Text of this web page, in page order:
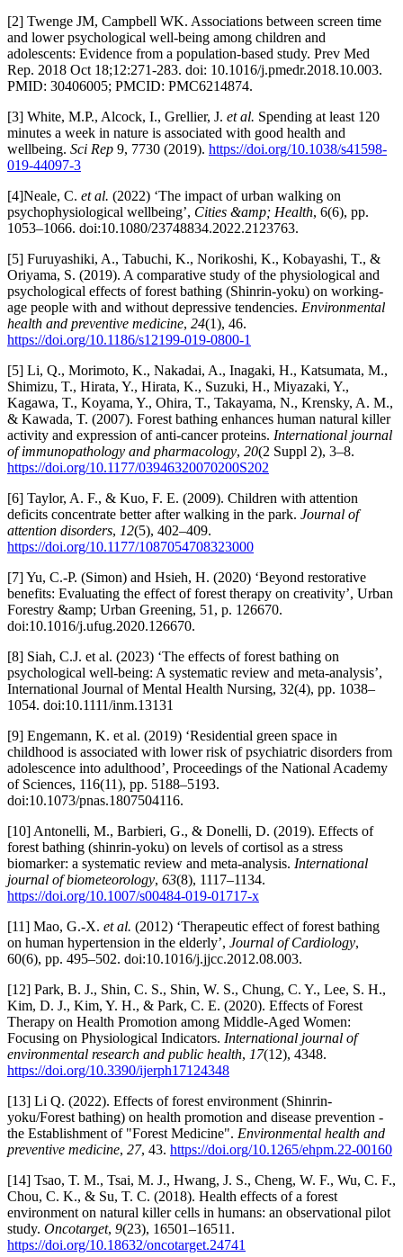
[2] Twenge JM, Campbell WK. Associations between screen time
and lower psychological well-being among children and
adolescents: Evidence from a population-based study. Prev Med
Rep. 2018 Oct 18;12:271-283. doi: 10.1016/j.pmedr.2018.10.003.
PMID: 30406005; PMCID: PMC6214874.
[3] White, M.P., Alcock, I., Grellier, J. et al. Spending at least 120
minutes a week in nature is associated with good health and
wellbeing. Sci Rep 9, 7730 (2019). https://doi.org/10.1038/s41598-
019-44097-3
[4]Neale, C. et al. (2022) ‘The impact of urban walking on
psychophysiological wellbeing’, Cities &amp; Health, 6(6), pp.
1053–1066. doi:10.1080/23748834.2022.2123763.
[5] Furuyashiki, A., Tabuchi, K., Norikoshi, K., Kobayashi, T., &
Oriyama, S. (2019). A comparative study of the physiological and
psychological effects of forest bathing (Shinrin-yoku) on working-
age people with and without depressive tendencies. Environmental
health and preventive medicine, 24(1), 46.
https://doi.org/10.1186/s12199-019-0800-1
[5] Li, Q., Morimoto, K., Nakadai, A., Inagaki, H., Katsumata, M.,
Shimizu, T., Hirata, Y., Hirata, K., Suzuki, H., Miyazaki, Y.,
Kagawa, T., Koyama, Y., Ohira, T., Takayama, N., Krensky, A. M.,
& Kawada, T. (2007). Forest bathing enhances human natural killer
activity and expression of anti-cancer proteins. International journal
of immunopathology and pharmacology, 20(2 Suppl 2), 3–8.
https://doi.org/10.1177/03946320070200S202
[6] Taylor, A. F., & Kuo, F. E. (2009). Children with attention
deficits concentrate better after walking in the park. Journal of
attention disorders, 12(5), 402–409.
https://doi.org/10.1177/1087054708323000
[7] Yu, C.-P. (Simon) and Hsieh, H. (2020) ‘Beyond restorative
benefits: Evaluating the effect of forest therapy on creativity’, Urban
Forestry &amp; Urban Greening, 51, p. 126670.
doi:10.1016/j.ufug.2020.126670.
[8] Siah, C.J. et al. (2023) ‘The effects of forest bathing on
psychological well‐being: A systematic review and meta‐analysis’,
International Journal of Mental Health Nursing, 32(4), pp. 1038–
1054. doi:10.1111/inm.13131
[9] Engemann, K. et al. (2019) ‘Residential green space in
childhood is associated with lower risk of psychiatric disorders from
adolescence into adulthood’, Proceedings of the National Academy
of Sciences, 116(11), pp. 5188–5193.
doi:10.1073/pnas.1807504116.
[10] Antonelli, M., Barbieri, G., & Donelli, D. (2019). Effects of
forest bathing (shinrin-yoku) on levels of cortisol as a stress
biomarker: a systematic review and meta-analysis. International
journal of biometeorology, 63(8), 1117–1134.
https://doi.org/10.1007/s00484-019-01717-x
[11] Mao, G.-X. et al. (2012) ‘Therapeutic effect of forest bathing
on human hypertension in the elderly’, Journal of Cardiology,
60(6), pp. 495–502. doi:10.1016/j.jjcc.2012.08.003.
[12] Park, B. J., Shin, C. S., Shin, W. S., Chung, C. Y., Lee, S. H.,
Kim, D. J., Kim, Y. H., & Park, C. E. (2020). Effects of Forest
Therapy on Health Promotion among Middle-Aged Women:
Focusing on Physiological Indicators. International journal of
environmental research and public health, 17(12), 4348.
https://doi.org/10.3390/ijerph17124348
[13] Li Q. (2022). Effects of forest environment (Shinrin-
yoku/Forest bathing) on health promotion and disease prevention -
the Establishment of "Forest Medicine". Environmental health and
preventive medicine, 27, 43. https://doi.org/10.1265/ehpm.22-00160
[14] Tsao, T. M., Tsai, M. J., Hwang, J. S., Cheng, W. F., Wu, C. F.,
Chou, C. K., & Su, T. C. (2018). Health effects of a forest
environment on natural killer cells in humans: an observational pilot
study. Oncotarget, 9(23), 16501–16511.
https://doi.org/10.18632/oncotarget.24741